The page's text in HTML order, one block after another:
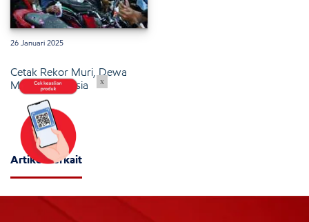
26 Januari 2025
Cetak Rekor Muri, Dewa
Motor Indonesia
Artikel Terkait
x